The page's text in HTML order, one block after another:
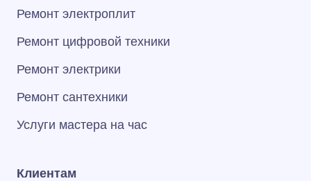
Ремонт электроплит
Ремонт цифровой техники
Ремонт электрики
Ремонт сантехники
Услуги мастера на час
Клиентам